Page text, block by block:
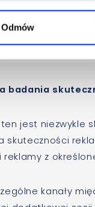
Odmów
badania
jest niezwykle
skuteczności
z
kanały